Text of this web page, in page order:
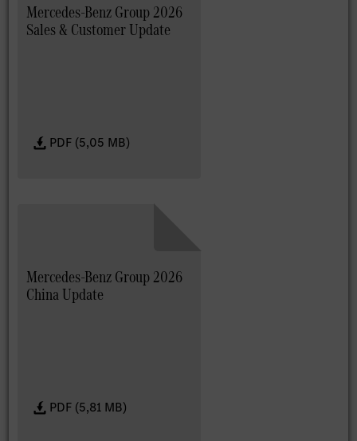
Mercedes-Benz Group 2026
Sales & Customer Update
PDF (5,05 MB)
Mercedes-Benz Group 2026
China Update
PDF (5,81 MB)